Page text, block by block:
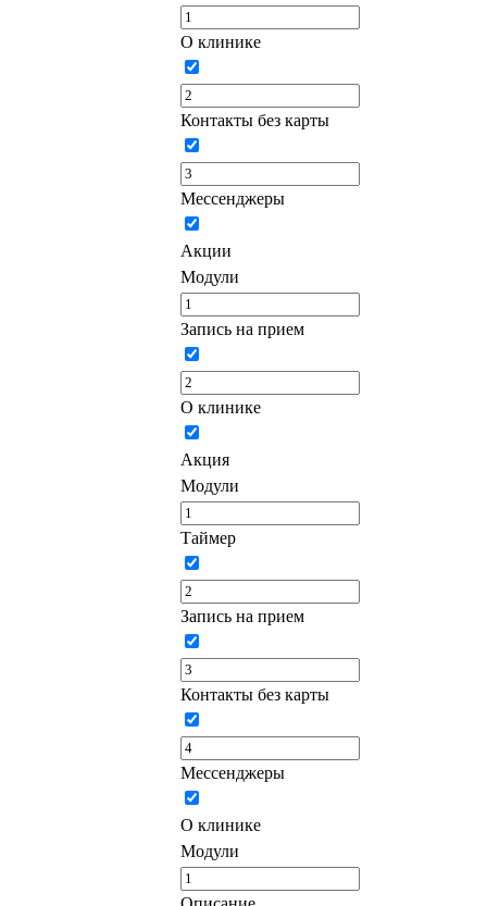
О клинике
Контакты без карты
Мессенджеры
Акции
Модули
Запись на прием
О клинике
Акция
Модули
Таймер
Запись на прием
Контакты без карты
Мессенджеры
О клинике
Модули